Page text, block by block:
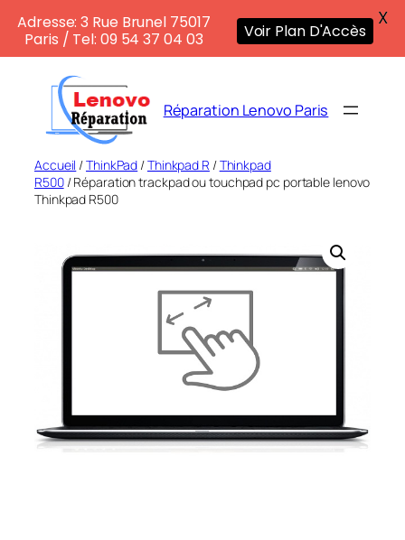
contenu
Réparation Lenovo Paris
Accueil /ThinkPad /Thinkpad R /Thinkpad
R500/ Réparation trackpad ou touchpad pc portable lenovo
Thinkpad R500
Adresse: 3 Rue Brunel 75017
Paris / Tel: 09 54 37 04 03
Voir Plan D'Accès
X